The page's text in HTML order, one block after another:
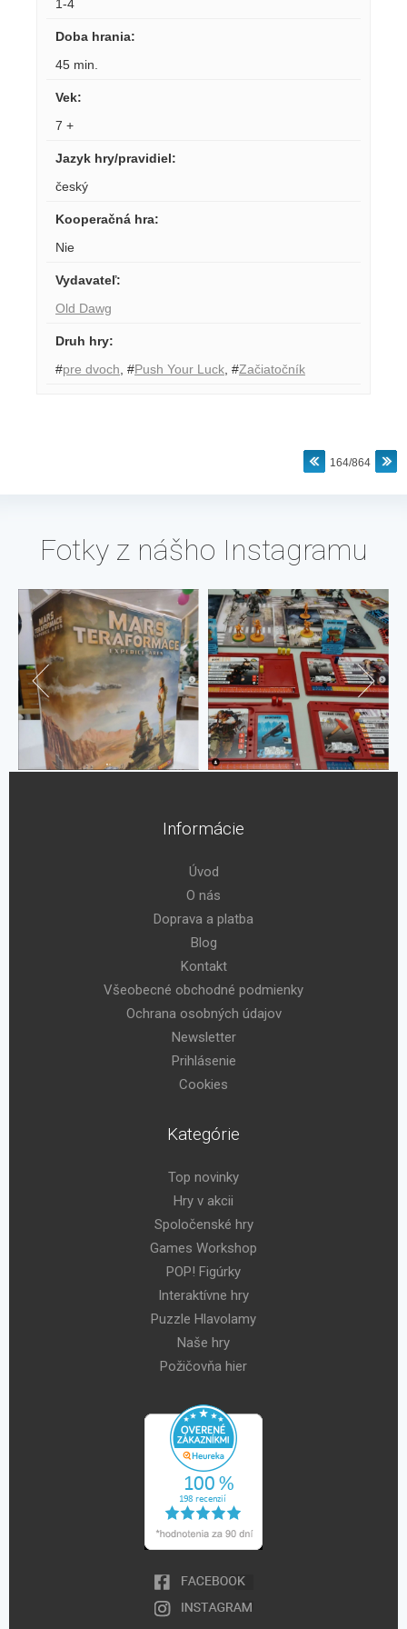
1-4
Doba hrania:
45 min.
Vek:
7 +
Jazyk hry/pravidiel:
český
Kooperačná hra:
Nie
Vydavateľ:
Old Dawg
Druh hry:
#pre dvoch, #Push Your Luck, #Začiatočník
164/864
Fotky z nášho Instagramu
Informácie
Úvod
O nás
Doprava a platba
Blog
Kontakt
Všeobecné obchodné podmienky
Ochrana osobných údajov
Newsletter
Prihlásenie
Cookies
Kategórie
Top novinky
Hry v akcii
Spoločenské hry
Games Workshop
POP! Figúrky
Interaktívne hry
Puzzle Hlavolamy
Naše hry
Požičovňa hier